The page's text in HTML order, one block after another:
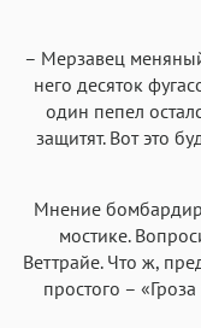
– Мерзавец
него десяток
один пепел
защитят. Вот это
Мнение
мостике.
Веттрайе. Что ж,
простого –